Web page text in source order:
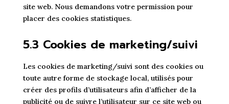
site web. Nous demandons votre permission pour
placer des cookies statistiques.
5.3 Cookies de marketing/suivi
Les cookies de marketing/suivi sont des cookies ou
toute autre forme de stockage local, utilisés pour
créer des profils d’utilisateurs afin d’afficher de la
publicité ou de suivre l’utilisateur sur ce site web ou